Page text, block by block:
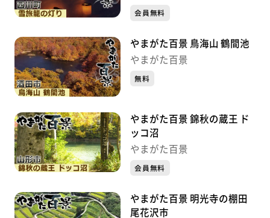
会員無料
やまがた百景 鳥海山 鶴間池
やまがた百景
無料
やまがた百景 錦秋の蔵王 ド
ッコ沼
やまがた百景
会員無料
やまがた百景 明光寺の棚田
尾花沢市